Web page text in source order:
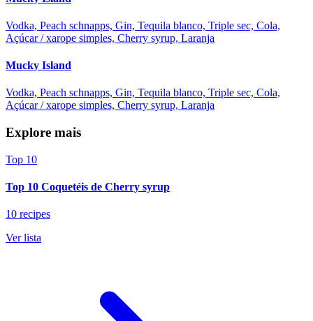
Vodka, Peach schnapps, Gin, Tequila blanco, Triple sec, Cola,
Açúcar / xarope simples, Cherry syrup, Laranja
Mucky Island
Vodka, Peach schnapps, Gin, Tequila blanco, Triple sec, Cola,
Açúcar / xarope simples, Cherry syrup, Laranja
Explore mais
Top 10
Top 10 Coquetéis de Cherry syrup
10 recipes
Ver lista